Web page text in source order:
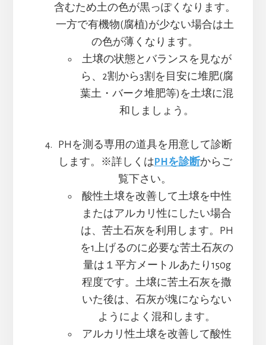
含むため土の色が黒っぽくなります。
一方で有機物(腐植)が少ない場合は土
の色が薄くなります。
土壌の状態とバランスを見なが
ら、2割から3割を目安に堆肥(腐
葉土・バーク堆肥等)を土壌に混
和しましょう。
PHを測る専用の道具を用意して診断
します。※詳しくは PHを診断からご
覧下さい。
酸性土壌を改善して土壌を中性
またはアルカリ性にしたい場合
は、苦土石灰を利用します。PH
を1上げるのに必要な苦土石灰の
量は１平方メートルあたり150g
程度です。土壌に苦土石灰を撒
いた後は、石灰が塊にならない
ようによく混和します。
アルカリ性土壌を改善して酸性